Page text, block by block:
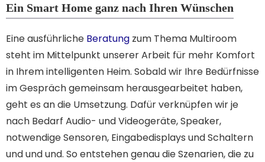
Ein Smart Home ganz nach Ihren Wünschen
Eine ausführliche Beratung zum Thema Multiroom
steht im Mittelpunkt unserer Arbeit für mehr Komfort
in Ihrem intelligenten Heim. Sobald wir Ihre Bedürfnisse
im Gespräch gemeinsam herausgearbeitet haben,
geht es an die Umsetzung. Dafür verknüpfen wir je
nach Bedarf Audio- und Videogeräte, Speaker,
notwendige Sensoren, Eingabedisplays und Schaltern
und und und. So entstehen genau die Szenarien, die zu